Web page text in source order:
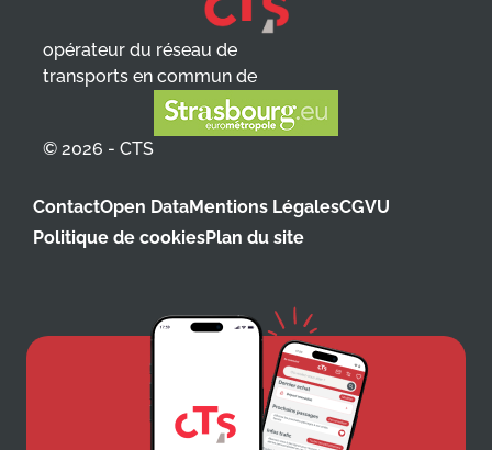
opérateur du réseau de
transports en commun de
© 2026 - CTS
ContactOpen DataMentions LégalesCGVU
Politique de cookiesPlan du site